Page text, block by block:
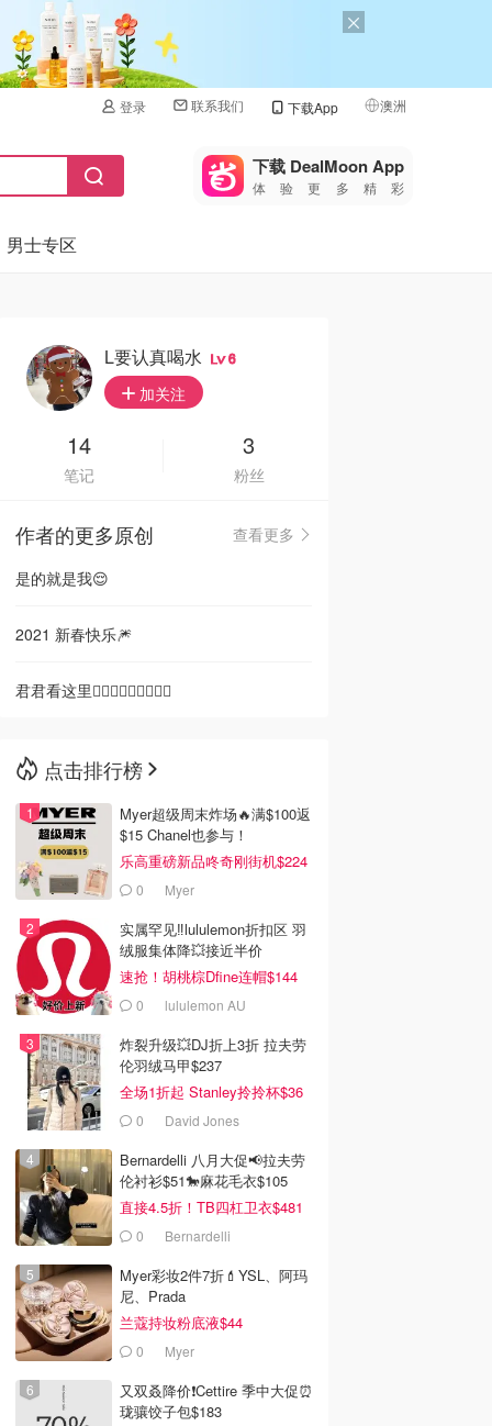
登录 联系我们 下载App 澳洲
🇺🇸
🇨🇳 中国
🇦🇺
🇳🇿新西兰
下载 DealMoon App
体验更多精彩
男士专区
L要认真喝水 6
加关注
14
笔记
3
粉丝
作者的更多原创
查看更多
是的就是我😌
2021 新春快乐🎆
君君看这里🙋🏻‍♂️🙋🏻‍♂️🙋🏻‍♂️
点击排行榜
Myer超级周末炸场🔥满$100返
$15 Chanel也参与！
乐高重磅新品咚奇刚街机$224
0 Myer
实属罕见‼️lululemon折扣区 羽
绒服集体降💥接近半价
速抢！胡桃棕Dfine连帽$144
0 lululemon AU
炸裂升级💥DJ折上3折 拉夫劳
伦羽绒马甲$237
全场1折起 Stanley拎拎杯$36
0 David Jones
Bernardelli 八月大促📢拉夫劳
伦衬衫$51🐎麻花毛衣$105
直接4.5折！TB四杠卫衣$481
0 Bernardelli
Myer彩妆2件7折💄YSL、阿玛
尼、Prada
兰蔻持妆粉底液$44
0 Myer
又双叒降价❗️Cettire 季中大促⏰
珑骧饺子包$183